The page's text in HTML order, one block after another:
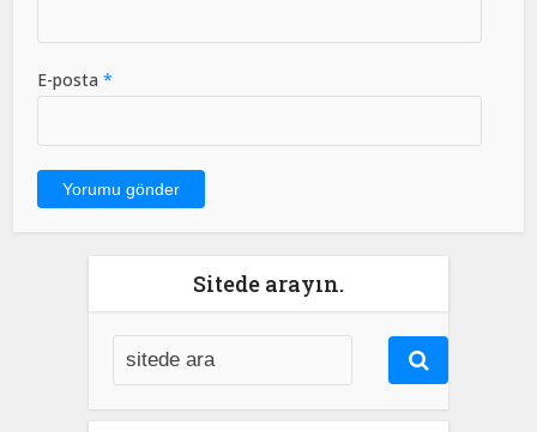
E-posta*
Sitede arayın.